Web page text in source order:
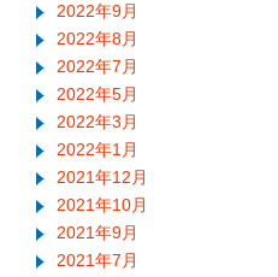
2022年9月
2022年8月
2022年7月
2022年5月
2022年3月
2022年1月
2021年12月
2021年10月
2021年9月
2021年7月